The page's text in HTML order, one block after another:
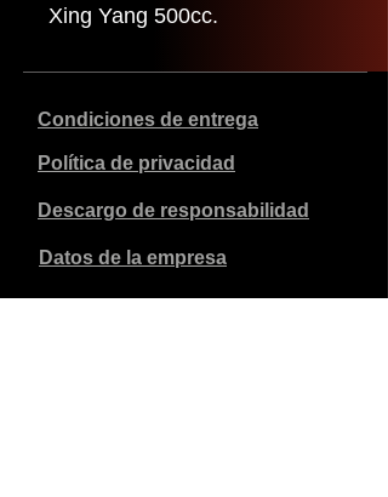
Xing Yang 500cc.
Condiciones de entrega
Política de privacidad
Descargo de responsabilidad
Datos de la empresa